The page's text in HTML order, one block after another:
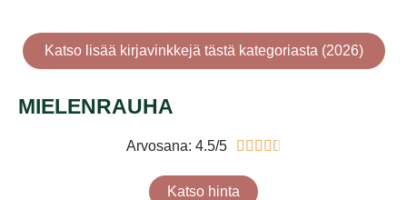
Katso lisää kirjavinkkejä tästä kategoriasta (2026)
MIELENRAUHA
Arvosana: 4.5/5     
Katso hinta